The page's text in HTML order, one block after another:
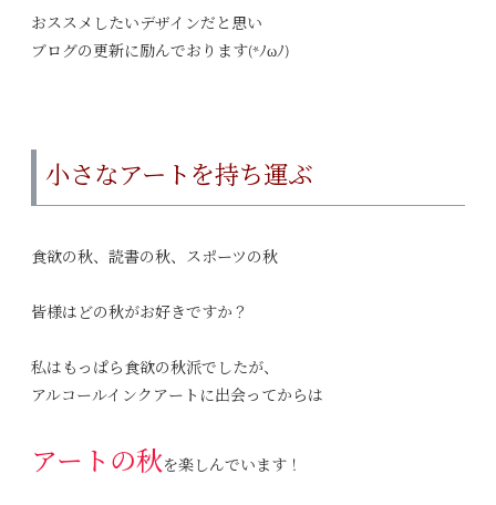
おススメしたいデザインだと思い
ブログの更新に励んでおります(*ﾉωﾉ)
小さなアートを持ち運ぶ
食欲の秋、読書の秋、スポーツの秋
皆様はどの秋がお好きですか？
私はもっぱら食欲の秋派でしたが、
アルコールインクアートに出会ってからは
アートの秋を楽しんでいます！